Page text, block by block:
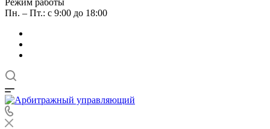
Режим работы
Пн. – Пт.: с 9:00 до 18:00